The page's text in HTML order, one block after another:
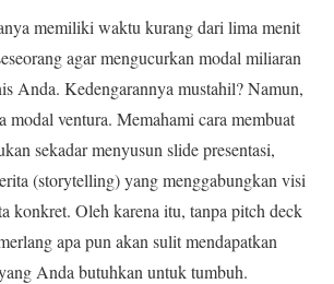
memiliki waktu kurang dari lima menit
agar mengucurkan modal miliaran
Anda. Kedengarannya mustahil? Namun,
modal ventura. Memahami cara membuat
sekadar menyusun slide presentasi,
(storytelling) yang menggabungkan visi
konkret. Oleh karena itu, tanpa pitch deck
apa pun akan sulit mendapatkan
Anda butuhkan untuk tumbuh.